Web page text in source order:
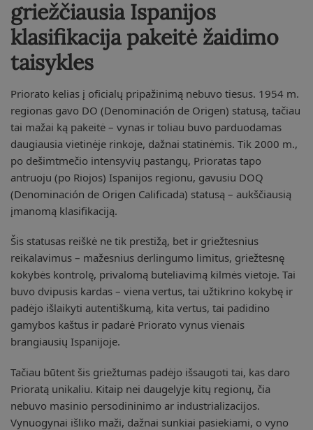
griežčiausia Ispanijos
klasifikacija pakeitė žaidimo
taisykles
Priorato kelias į oficialų pripažinimą nebuvo tiesus. 1954 m.
regionas gavo DO (Denominación de Origen) statusą, tačiau
tai mažai ką pakeitė – vynas ir toliau buvo parduodamas
daugiausia vietinėje rinkoje, dažnai statinėmis. Tik 2000 m.,
po dešimtmečio intensyvių pastangų, Prioratas tapo
antruoju (po Riojos) Ispanijos regionu, gavusiu DOQ
(Denominación de Origen Calificada) statusą – aukščiausią
įmanomą klasifikaciją.
Šis statusas reiškė ne tik prestižą, bet ir griežtesnius
reikalavimus – mažesnius derlingumo limitus, griežtesnę
kokybės kontrolę, privalomą buteliavimą kilmės vietoje. Tai
buvo dvipusis kardas – viena vertus, tai užtikrino kokybę ir
padėjo išlaikyti autentiškumą, kita vertus, tai padidino
gamybos kaštus ir padarė Priorato vynus vienais
brangiausių Ispanijoje.
Tačiau būtent šis griežtumas padėjo išsaugoti tai, kas daro
Prioratą unikaliu. Kitaip nei daugelyje kitų regionų, čia
nebuvo masinio persodininimo ar industrializacijos.
Vynuogynai išliko maži, dažnai sunkiai pasiekiami, o vyno